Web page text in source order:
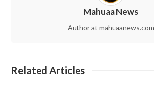
Mahuaa News
Author at mahuaanews.com
Related Articles